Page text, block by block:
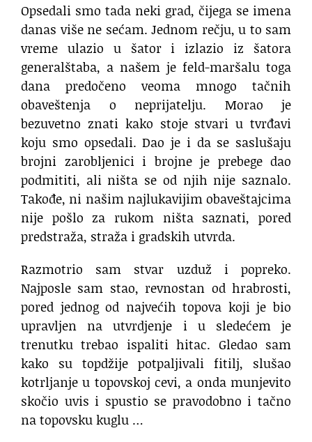
Opsedali smo tada neki grad, čijega se imena
danas više ne sećam. Jednom rečju, u to sam
vreme ulazio u šator i izlazio iz šatora
generalštaba, a našem je feld-maršalu toga
dana predočeno veoma mnogo tačnih
obaveštenja o neprijatelju. Morao je
bezuvetno znati kako stoje stvari u tvrđavi
koju smo opsedali. Dao je i da se saslušaju
brojni zarobljenici i brojne je prebege dao
podmititi, ali ništa se od njih nije saznalo.
Takođe, ni našim najlukavijim obaveštajcima
nije pošlo za rukom ništa saznati, pored
predstraža, straža i gradskih utvrda.
Razmotrio sam stvar uzduž i popreko.
Najposle sam stao, revnostan od hrabrosti,
pored jednog od najvećih topova koji je bio
upravljen na utvrdjenje i u sledećem je
trenutku trebao ispaliti hitac. Gledao sam
kako su topdžije potpaljivali fitilj, slušao
kotrljanje u topovskoj cevi, a onda munjevito
skočio uvis i spustio se pravodobno i tačno
na topovsku kuglu …